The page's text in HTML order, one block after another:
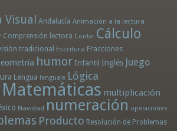
Visual Andalucía Animación a la lectura
Comprensión lectora Contar Cálculo
tradicional Escritura Fracciones
humor Infantil Inglés Juego
Lengua lenguaje Lógica
Matemáticas multiplicación
Navidad numeración operaciones
Producto Resolución de Problemas